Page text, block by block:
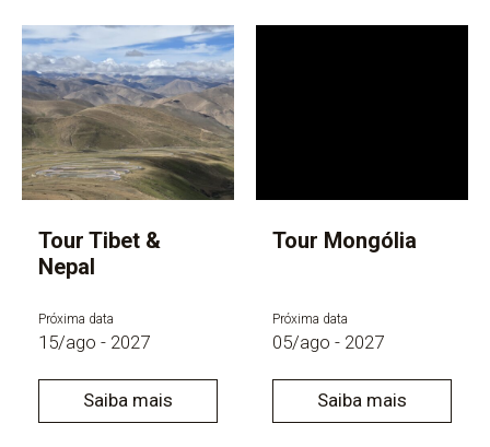
Tour Tibet &
Nepal
Próxima data
15/ago - 2027
Saiba mais
Tour Mongólia
Próxima data
05/ago - 2027
Saiba mais